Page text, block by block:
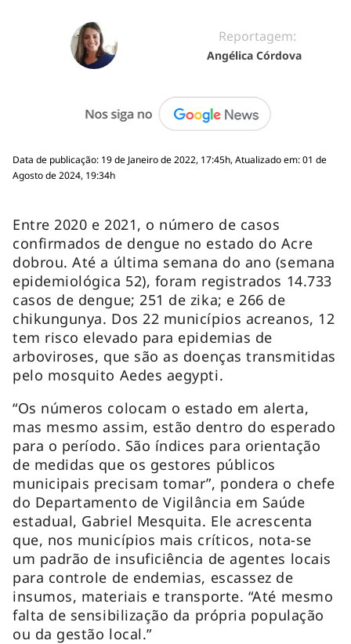
Reportagem:
Angélica Córdova
Data de publicação: 19 de Janeiro de 2022, 17:45h, Atualizado em: 01 de
Agosto de 2024, 19:34h
Entre 2020 e 2021, o número de casos
confirmados de dengue no estado do Acre
dobrou. Até a última semana do ano (semana
epidemiológica 52), foram registrados 14.733
casos de dengue; 251 de zika; e 266 de
chikungunya. Dos 22 municípios acreanos, 12
tem risco elevado para epidemias de
arboviroses, que são as doenças transmitidas
pelo mosquito Aedes aegypti.
“Os números colocam o estado em alerta,
mas mesmo assim, estão dentro do esperado
para o período. São índices para orientação
de medidas que os gestores públicos
municipais precisam tomar”, pondera o chefe
do Departamento de Vigilância em Saúde
estadual, Gabriel Mesquita. Ele acrescenta
que, nos municípios mais críticos, nota-se
um padrão de insuficiência de agentes locais
para controle de endemias, escassez de
insumos, materiais e transporte. “Até mesmo
falta de sensibilização da própria população
ou da gestão local.”